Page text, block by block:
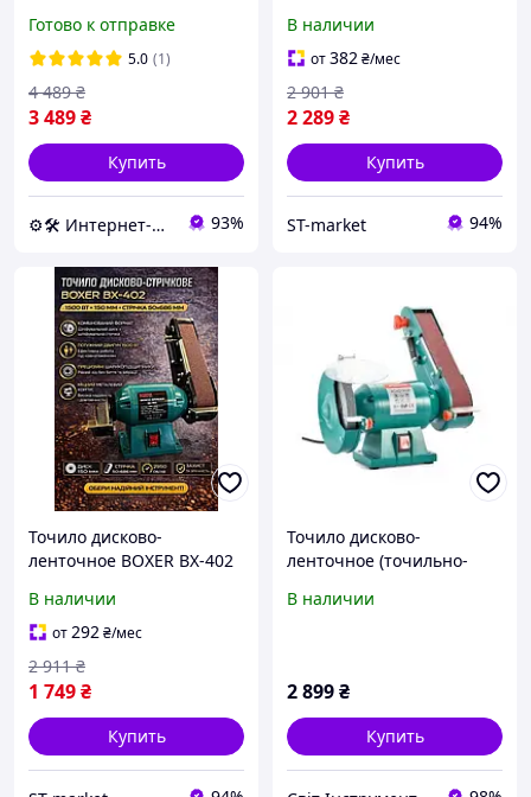
BG 1535BDbl Точила
станки точильные
Готово к отправке
5.0 (1)
3 489₴
4 489 ₴
Купить
⚙️🛠 Интернет-магазин ALORA 93%
В наличии
от382₴/мес
2 289₴
2 901 ₴
Купить
ST-market 94%
Точило дисково-
ленточное BOXER BX-402
В наличии
от292₴/мес
1 749₴
2 911 ₴
Купить
Точило дисково-
ленточное (точильно-
Sturm BG6015GR
В наличии
2 899₴
Купить